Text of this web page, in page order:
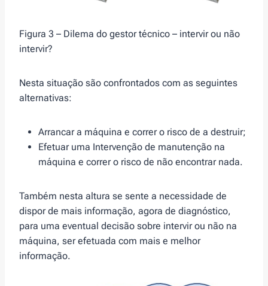
Figura 3 – Dilema do gestor técnico – intervir ou não
intervir?
Nesta situação são confrontados com as seguintes
alternativas:
Arrancar a máquina e correr o risco de a destruir;
Efetuar uma Intervenção de manutenção na
máquina e correr o risco de não encontrar nada.
Também nesta altura se sente a necessidade de
dispor de mais informação, agora de diagnóstico,
para uma eventual decisão sobre intervir ou não na
máquina, ser efetuada com mais e melhor
informação.